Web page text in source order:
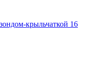
крыльчаткой 16